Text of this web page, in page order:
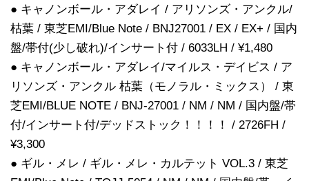
● キャノンボール・アダレイ / アリソンズ・アンクル/
枯葉 / 東芝EMI/Blue Note / BNJ27001 / EX / EX+ / 国内
盤/帯付(少し破れ)/インサート付 / 6033LH / ¥1,480
● キャノンボール・アダレイ/マイルス・デイビス / ア
リソンズ・アンクル 枯葉（モノラル・ミックス） / 東
芝EMI/BLUE NOTE / BNJ-27001 / NM / NM / 国内盤/帯
付/インサート付/デッドストック！！！！ / 2726FH /
¥3,300
● ギル・メレ / ギル・メレ・カルテット VOL.3 / 東芝